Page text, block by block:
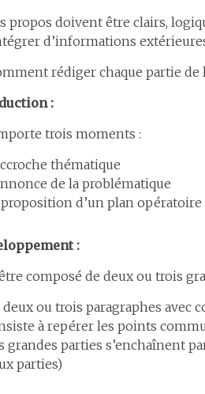
propos doivent être clairs,
d’informations
rédiger chaque partie de
:
trois moments :
thématique
de la problématique
d’un plan
:
composé de deux ou trois
deux ou trois paragraphes avec
à repérer les points
grandes parties s’enchaînent
parties)